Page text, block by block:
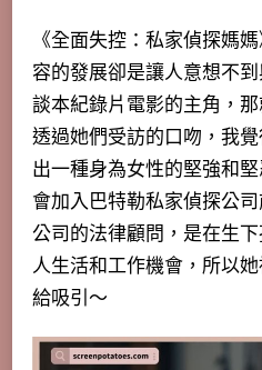
《全面失控：私家偵探媽
容的發展卻是讓人意想不
談本紀錄片電影的主角，
透過她們受訪的口吻，我
出一種身為女性的堅強和
會加入巴特勒私家偵探公
公司的法律顧問，是在生
人生活和工作機會，所以
給吸引～